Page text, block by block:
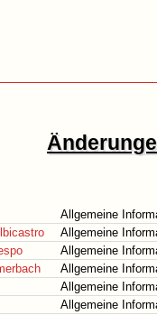
Allgemeine
Allgemeine
Allgemeine
Allgemeine
Allgemeine
Allgemeine